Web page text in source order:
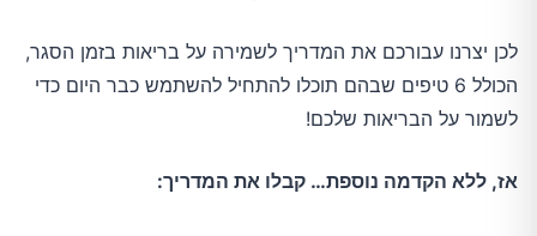
לכן יצרנו עבורכם את המדריך לשמירה על בריאות בזמן הסגר,
הכולל 6 טיפים שבהם תוכלו להתחיל להשתמש כבר היום כדי
לשמור על הבריאות שלכם!
אז, ללא הקדמה נוספת… קבלו את המדריך: